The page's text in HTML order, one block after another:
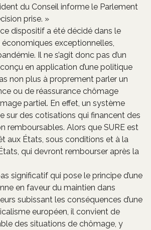
du Conseil informe le Parlement
prise. »
dispositif a été décidé dans le
exceptionnelles,
Il ne s’agit donc pas d’un
en application d’une politique
non plus à proprement parler un
ou de réassurance chômage
partiel. En effet, un système
sur des cotisations qui financent des
remboursables. Alors que SURE est
aux États, sous conditions et à la
qui devront rembourser après la
significatif qui pose le principe d’une
en faveur du maintien dans
subissant les conséquences d’une
européen, il convient de
des situations de chômage, y